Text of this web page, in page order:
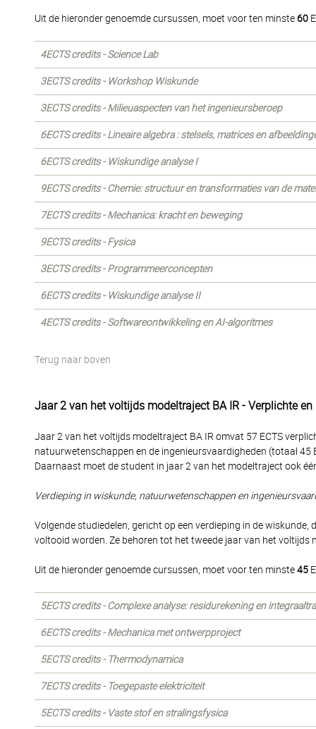
Uit de hieronder genoemde cursussen, moet voor ten minste60
4ECTS credits - Science Lab
3ECTS credits - Workshop Wiskunde
3ECTS credits - Milieuaspecten van het ingenieursberoep
6ECTS credits - Lineaire algebra : stelsels, matrices en
6ECTS credits - Wiskundige analyse I
9ECTS credits - Chemie: structuur en transformaties van de
7ECTS credits - Mechanica: kracht en beweging
9ECTS credits - Fysica
3ECTS credits - Programmeerconcepten
6ECTS credits - Wiskundige analyse II
4ECTS credits - Softwareontwikkeling en AI-algoritmes
Terug naar boven
Jaar 2 van het voltijds modeltraject BA IR - Verplichte
Jaar 2 van het voltijds modeltraject BA IR omvat 57 ECTS
natuurwetenschappen en de ingenieursvaardigheden (totaal 45
Daarnaast moet de student in jaar 2 van het modeltraject ook
Verdieping in wiskunde, natuurwetenschappen en
Volgende studiedelen, gericht op een verdieping in de
voltooid worden. Ze behoren tot het tweede jaar van het voltijds
Uit de hieronder genoemde cursussen, moet voor ten minste45
5ECTS credits - Complexe analyse: residurekening en
6ECTS credits - Mechanica met ontwerpproject
5ECTS credits - Thermodynamica
7ECTS credits - Toegepaste elektriciteit
5ECTS credits - Vaste stof en stralingsfysica